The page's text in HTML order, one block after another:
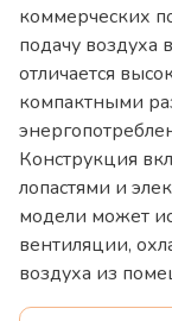
коммерческих
подачу воздуха
отличается
компактными
Конструкция
лопастями и
модели может
вентиляции,
воздуха из